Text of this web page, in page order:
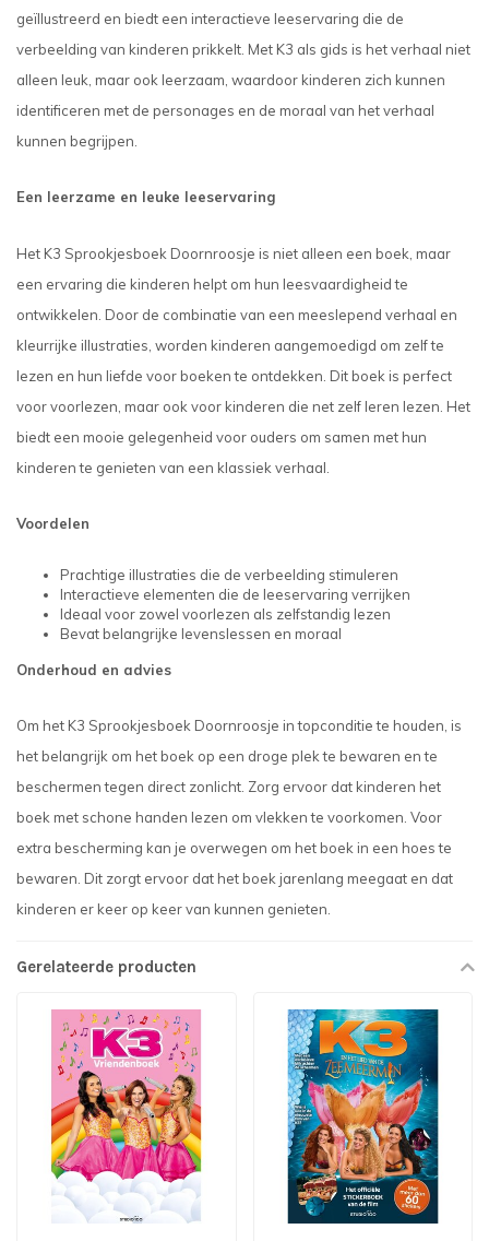
geïllustreerd en biedt een interactieve leeservaring die de
verbeelding van kinderen prikkelt. Met K3 als gids is het verhaal niet
alleen leuk, maar ook leerzaam, waardoor kinderen zich kunnen
identificeren met de personages en de moraal van het verhaal
kunnen begrijpen.
Een leerzame en leuke leeservaring
Het K3 Sprookjesboek Doornroosje is niet alleen een boek, maar
een ervaring die kinderen helpt om hun leesvaardigheid te
ontwikkelen. Door de combinatie van een meeslepend verhaal en
kleurrijke illustraties, worden kinderen aangemoedigd om zelf te
lezen en hun liefde voor boeken te ontdekken. Dit boek is perfect
voor voorlezen, maar ook voor kinderen die net zelf leren lezen. Het
biedt een mooie gelegenheid voor ouders om samen met hun
kinderen te genieten van een klassiek verhaal.
Voordelen
Prachtige illustraties die de verbeelding stimuleren
Interactieve elementen die de leeservaring verrijken
Ideaal voor zowel voorlezen als zelfstandig lezen
Bevat belangrijke levenslessen en moraal
Onderhoud en advies
Om het K3 Sprookjesboek Doornroosje in topconditie te houden, is
het belangrijk om het boek op een droge plek te bewaren en te
beschermen tegen direct zonlicht. Zorg ervoor dat kinderen het
boek met schone handen lezen om vlekken te voorkomen. Voor
extra bescherming kan je overwegen om het boek in een hoes te
bewaren. Dit zorgt ervoor dat het boek jarenlang meegaat en dat
kinderen er keer op keer van kunnen genieten.
Gerelateerde producten